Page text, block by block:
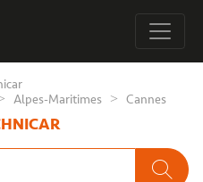
Alpes-Maritimes Cannes